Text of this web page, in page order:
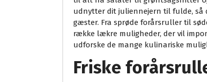
udnytter dit juliennejern til fulde, så
gæster. Fra sprøde forårsruller til
række lækre muligheder, der vil
udforske de mange kulinariske
Friske